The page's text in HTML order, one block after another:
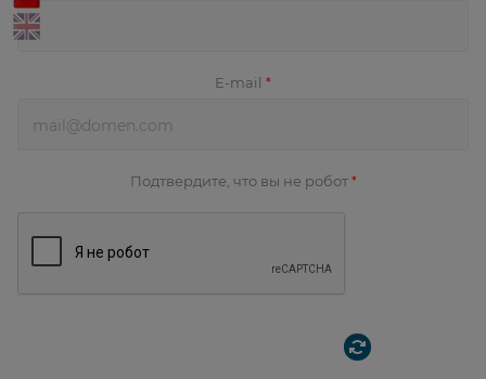
E-mail *
Подтвердите, что вы не робот *